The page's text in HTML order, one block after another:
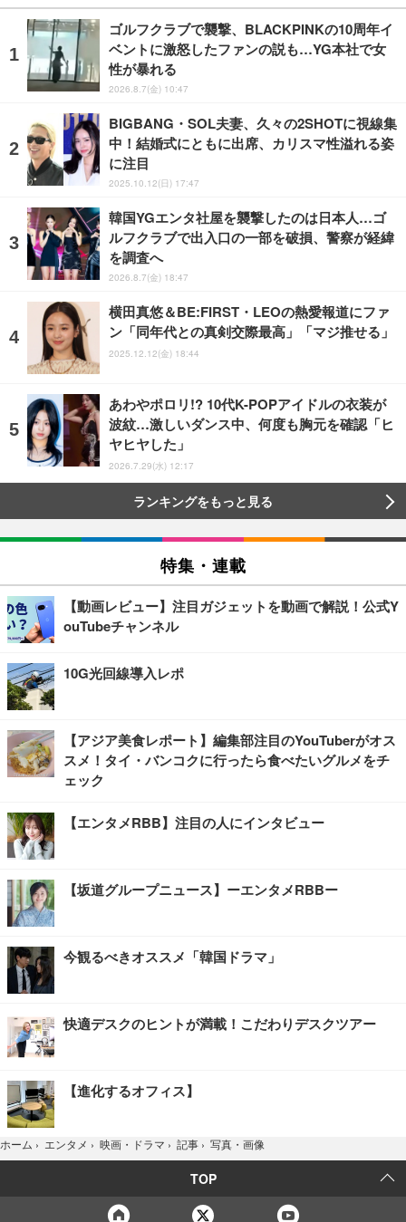
ゴルフクラブで襲撃、BLACKPINKの10周年イ
ベントに激怒したファンの説も…YG本社で女
性が暴れる
2026.8.7(金) 10:47
BIGBANG・SOL夫妻、久々の2SHOTに視線集
中！結婚式にともに出席、カリスマ性溢れる姿
に注目
2025.10.12(日) 17:47
韓国YGエンタ社屋を襲撃したのは日本人…ゴ
ルフクラブで出入口の一部を破損、警察が経緯
を調査へ
2026.8.7(金) 18:47
横田真悠＆BE:FIRST・LEOの熱愛報道にファ
ン「同年代との真剣交際最高」「マジ推せる」
2025.12.12(金) 18:44
あわやポロリ!? 10代K-POPアイドルの衣装が
波紋…激しいダンス中、何度も胸元を確認「ヒ
ヤヒヤした」
2026.7.29(水) 12:17
ランキングをもっと見る
特集・連載
【動画レビュー】注目ガジェットを動画で解説！公式Y
ouTubeチャンネル
10G光回線導入レポ
【アジア美食レポート】編集部注目のYouTuberがオス
スメ！タイ・バンコクに行ったら食べたいグルメをチ
ェック
【エンタメRBB】注目の人にインタビュー
【坂道グループニュース】ーエンタメRBBー
今観るべきオススメ「韓国ドラマ」
快適デスクのヒントが満載！こだわりデスクツアー
【進化するオフィス】
ホーム › エンタメ › 映画・ドラマ › 記事 › 写真・画像
TOP